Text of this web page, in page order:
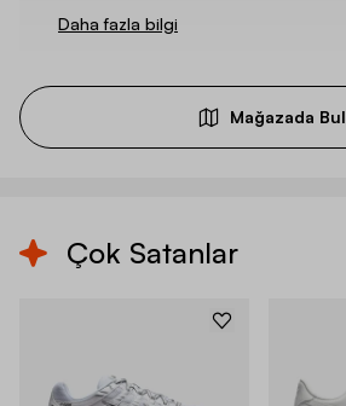
Daha fazla bilgi
Mağazada Bul
Çok Satanlar